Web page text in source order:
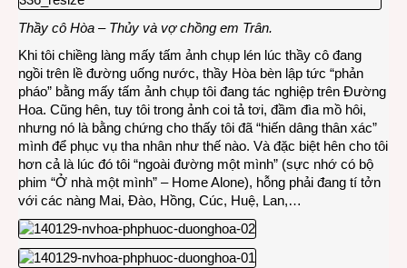
Thầy cô Hòa – Thủy và vợ chồng em Trân.
Khi tôi chiềng làng mấy tấm ảnh chụp lén lúc thầy cô đang
ngồi trên lề đường uống nước, thầy Hòa bèn lập tức “phản
pháo” bằng mấy tấm ảnh chụp tôi đang tác nghiệp trên Đường
Hoa. Cũng hên, tuy tôi trong ảnh coi tả tơi, đầm đìa mồ hôi,
nhưng nó là bằng chứng cho thấy tôi đã “hiến dâng thân xác”
mình để phục vụ tha nhân như thế nào. Và đặc biệt hên cho tôi
hơn cả là lúc đó tôi “ngoài đường một mình” (sực nhớ có bộ
phim “Ở nhà một mình” – Home Alone), hỗng phải đang tí tởn
với các nàng Mai, Đào, Hồng, Cúc, Huệ, Lan,…